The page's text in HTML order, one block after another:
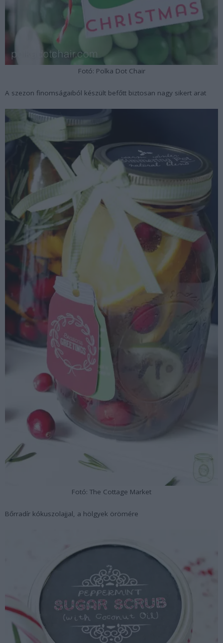
Fotó: Polka Dot Chair
A szezon finomságaiból készült befőtt biztosan nagy sikert arat
Fotó: The Cottage Market
Bőrradír kókuszolajjal, a hölgyek örömére